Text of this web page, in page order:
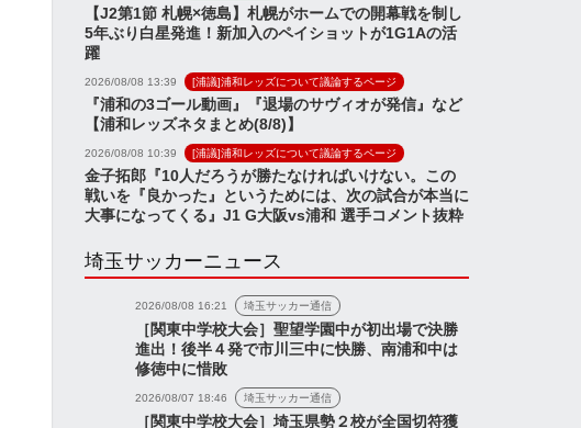
【J2第1節 札幌×徳島】札幌がホームでの開幕戦を制し
5年ぶり白星発進！新加入のペイショットが1G1Aの活
躍
2026/08/08 13:39 [浦議]浦和レッズについて議論するページ
『浦和の3ゴール動画』『退場のサヴィオが発信』など
【浦和レッズネタまとめ(8/8)】
2026/08/08 10:39 [浦議]浦和レッズについて議論するページ
金子拓郎『10人だろうが勝たなければいけない。この
戦いを『良かった』というためには、次の試合が本当に
大事になってくる』J1 G大阪vs浦和 選手コメント抜粋
埼玉サッカーニュース
2026/08/08 16:21 埼玉サッカー通信
［関東中学校大会］聖望学園中が初出場で決勝
進出！後半４発で市川三中に快勝、南浦和中は
修徳中に惜敗
2026/08/07 18:46 埼玉サッカー通信
［関東中学校大会］埼玉県勢２校が全国切符獲